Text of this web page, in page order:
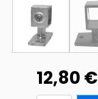
12,80 €